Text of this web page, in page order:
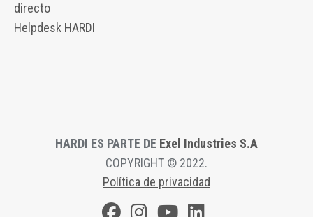
directo
Helpdesk HARDI
HARDI ES PARTE DE Exel Industries S.A
COPYRIGHT © 2022.
Política de privacidad